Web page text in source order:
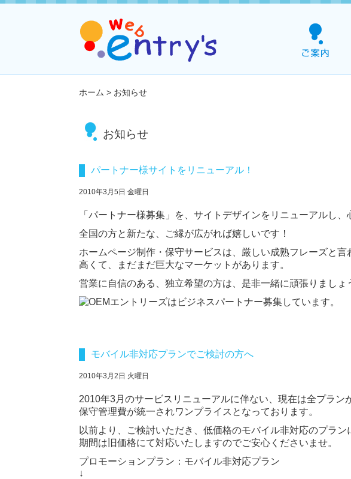
ホーム > お知らせ
お知らせ
パートナー様サイトをリニューアル！
2010年3月5日 金曜日
「パートナー様募集」を、サイトデザインをリニューアルし
全国の方と新たな、ご縁が広がれば嬉しいです！
ホームページ制作・保守サービスは、厳しい成熟フレーズと
高くて、まだまだ巨大なマーケットがあります。
営業に自信のある、独立希望の方は、是非一緒に頑張りましょ
モバイル非対応プランでご検討の方へ
2010年3月2日 火曜日
2010年3月のサービスリニューアルに伴ない、現在は全プラ
保守管理費が統一されワンプライスとなっております。
以前より、ご検討いただき、低価格のモバイル非対応のプラ
期間は旧価格にて対応いたしますのでご安心くださいませ。
プロモーションプラン：モバイル非対応プラン
↓